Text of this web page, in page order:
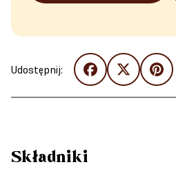
Udostępnij:
Składniki